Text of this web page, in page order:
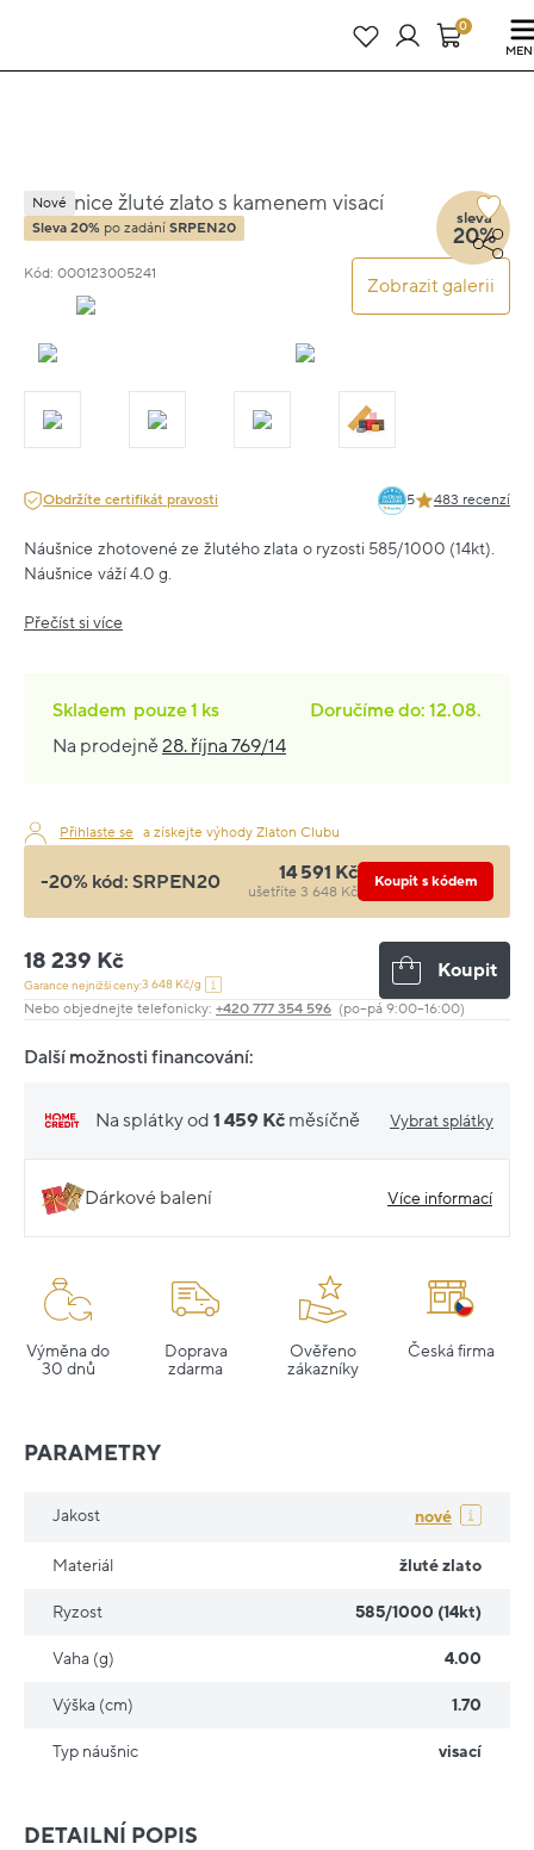
23 dní : 9h : 00m : 56s0
Náušnice žluté zlato s kamenem visací
1.7cm 4g
Kód: 000123005241
Zobrazit galerii
Nové
Sleva 20% po zadání SRPEN20
sleva
20%
Obdržíte certifikát pravosti 5 483 recenzí
Náušnice zhotovené ze žlutého zlata o ryzosti 585/1000 (14kt).
Náušnice váží 4.0 g.
Přečíst si více
Skladem pouze1 ks
Doručíme do: 12.08.
Na prodejně28. října 769/14
Přihlaste se a získejte výhody Zlaton Clubu
-20% kód: SRPEN20 14 591 Kč
ušetříte 3 648 Kč
Koupit s kódem
18 239 Kč
Garance nejnižší ceny:3 648 Kč/g
Koupit
Nebo objednejte telefonicky: +420 777 354 596 (po–pá 9:00–16:00)
Další možnosti financování:
Na splátky od 1 459 Kč měsíčně Vybrat splátky
Dárkové balení Více informací
Výměna do
30 dnů
Doprava
zdarma
Ověřeno
zákazníky
Česká firma
DETAILNÍ POPIS
PARAMETRY
Jakost nové
Materiál žluté zlato
Ryzost 585/1000 (14kt)
Vaha (g) 4.00
Výška (cm) 1.70
Typ náušnic visací